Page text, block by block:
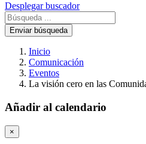
Desplegar buscador
Enviar búsqueda
Inicio
Comunicación
Eventos
La visión cero en las
Añadir al calendario
×